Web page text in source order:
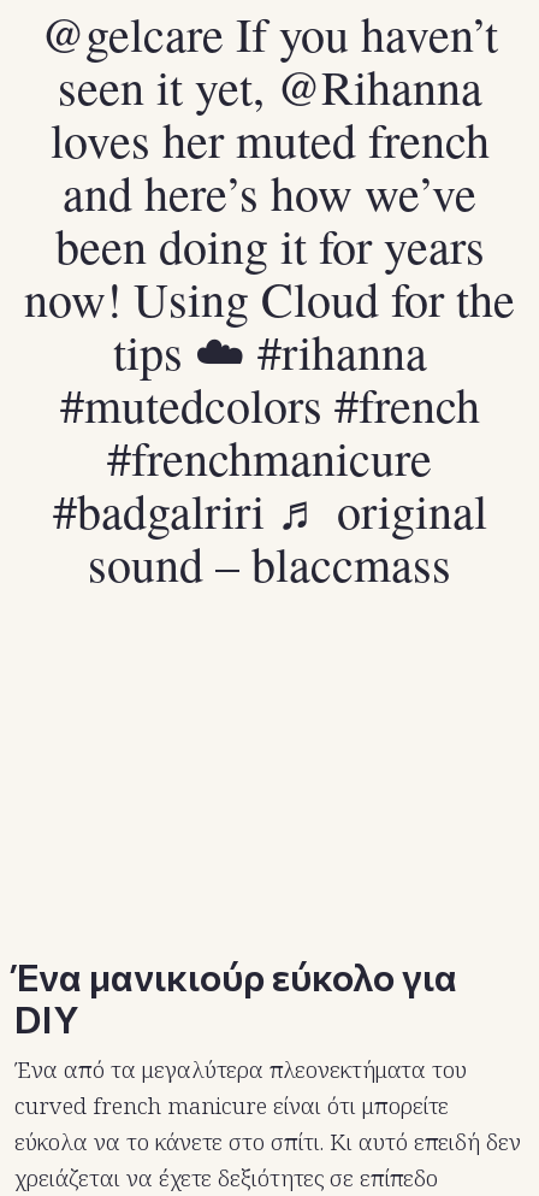
@gelcare If you haven’t
seen it yet, @Rihanna
loves her muted french
and here’s how we’ve
been doing it for years
now! Using Cloud for the
tips ☁️ #rihanna
#mutedcolors #french
#frenchmanicure
#badgalriri ♬ original
sound – blaccmass
Ένα μανικιούρ εύκολο για
DIY
Ένα από τα μεγαλύτερα πλεονεκτήματα του
curved french manicure είναι ότι μπορείτε
εύκολα να το κάνετε στο σπίτι. Κι αυτό επειδή δεν
χρειάζεται να έχετε δεξιότητες σε επίπεδο